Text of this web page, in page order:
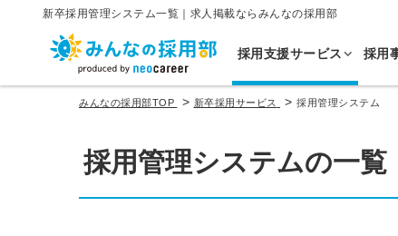
新卒採用管理システム一覧｜求人掲載ならみんなの採用部
採用支援サービス 採用
みんなの採用部TOP > 新卒採用サービス > 採用管理システム
採用管理システムの一覧